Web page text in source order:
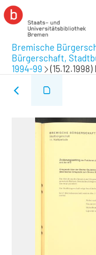
Bremische
Bürgerschaft,
1994-99